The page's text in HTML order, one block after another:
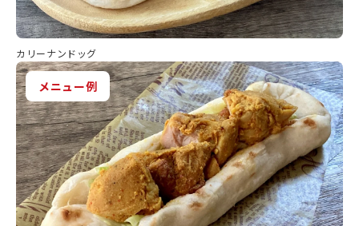
カリーナンドッグ
メニュー例